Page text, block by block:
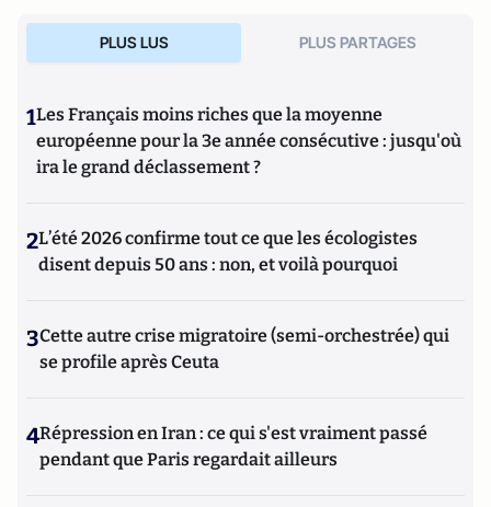
PLUS LUS PLUS PARTAGES
1Les Français moins riches que la moyenne
européenne pour la 3e année consécutive : jusqu'où
ira le grand déclassement ?
2L’été 2026 confirme tout ce que les écologistes
disent depuis 50 ans : non, et voilà pourquoi
3Cette autre crise migratoire (semi-orchestrée) qui
se profile après Ceuta
4Répression en Iran : ce qui s'est vraiment passé
pendant que Paris regardait ailleurs